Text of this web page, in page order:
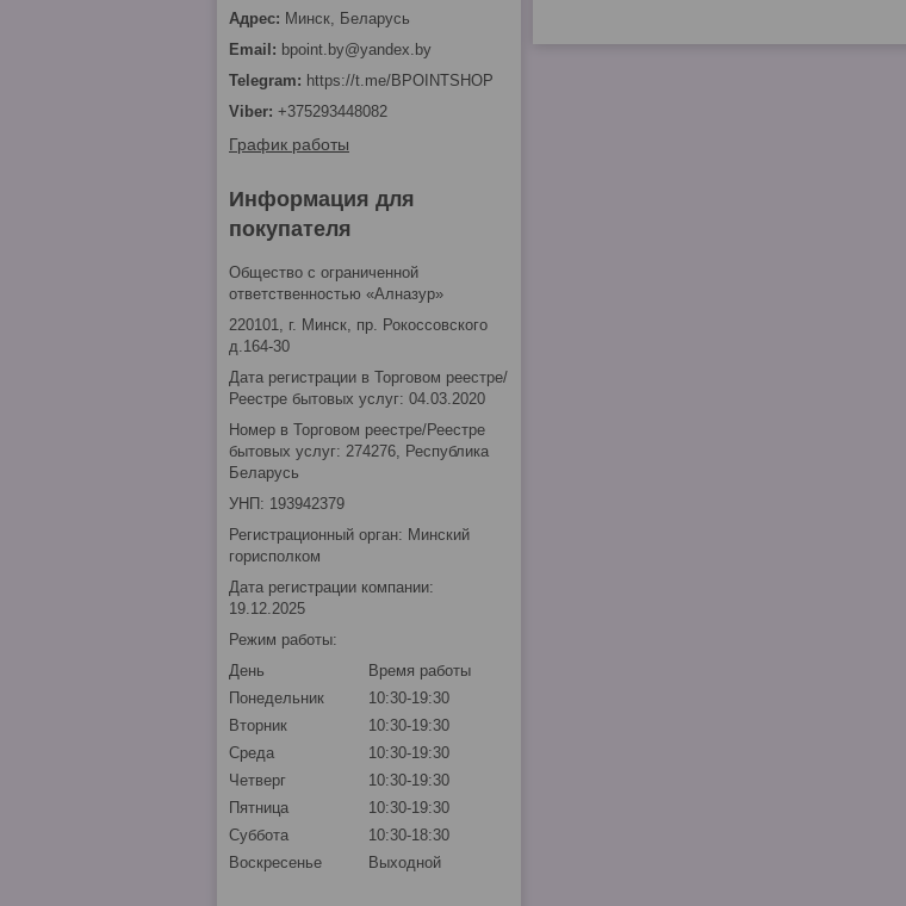
Минск, Беларусь
bpoint.by@yandex.by
https://t.me/BPOINTSHOP
+375293448082
График работы
Информация для
покупателя
Общество с ограниченной
ответственностью «Алназур»
220101, г. Минск, пр. Рокоссовского
д.164-30
Дата регистрации в Торговом реестре/
Реестре бытовых услуг: 04.03.2020
Номер в Торговом реестре/Реестре
бытовых услуг: 274276, Республика
Беларусь
УНП: 193942379
Регистрационный орган: Минский
горисполком
Дата регистрации компании:
19.12.2025
Режим работы:
День
Время работы
Понедельник
10:30-19:30
Вторник
10:30-19:30
Среда
10:30-19:30
Четверг
10:30-19:30
Пятница
10:30-19:30
Суббота
10:30-18:30
Воскресенье
Выходной